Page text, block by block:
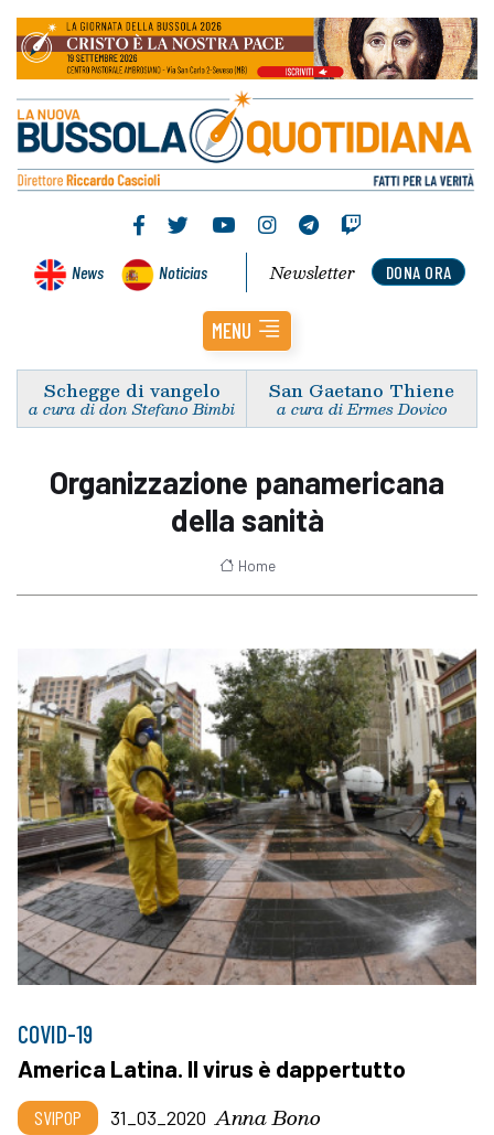
News Noticias DONA ORA
Newsletter
MENU
Schegge di vangelo
a cura di don Stefano Bimbi
San Gaetano Thiene
a cura di Ermes Dovico
Organizzazione panamericana
della sanità
Home
COVID-19
America Latina. Il virus è dappertutto
SVIPOP 31_03_2020 Anna Bono